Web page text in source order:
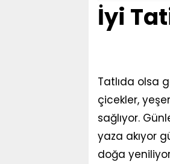
İyi
Tatlıda olsa
çicekler,
sağlıyor.
yaza akıyor
doğa